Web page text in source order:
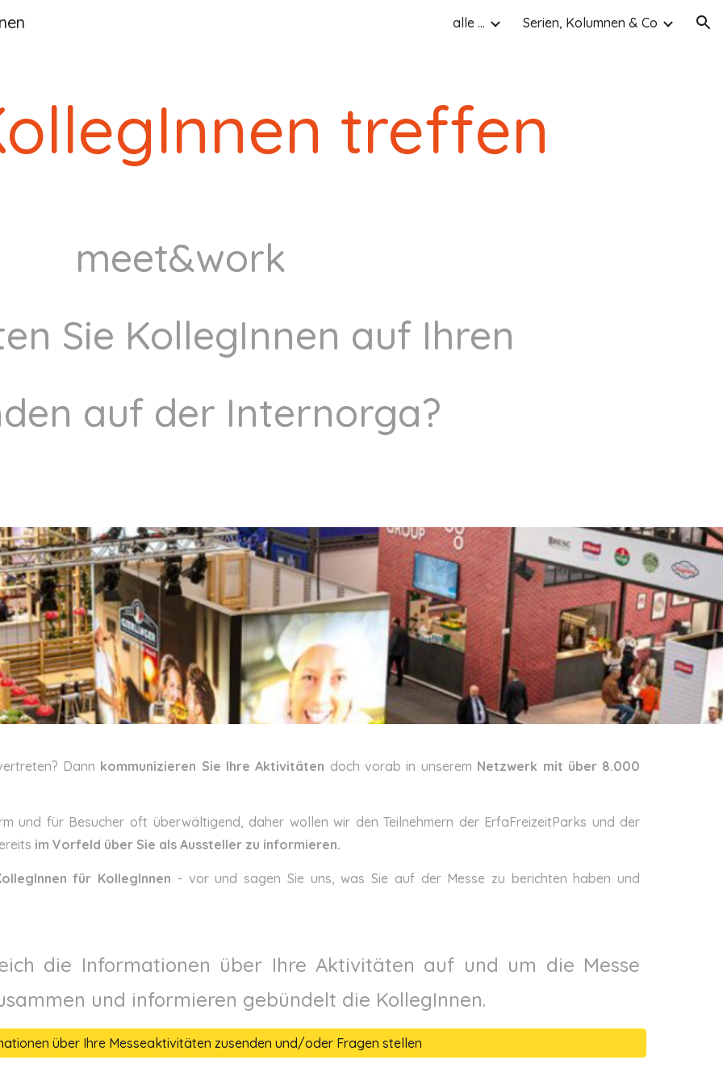
to main content alle ... Serien, Kolumnen & Co
treffen
meet&work
Sie KollegInnen auf Ihren
auf der Internorga?
Dann kommunizieren Sie Ihre Aktivitäten doch vorab in unserem Netzwerk mit über 8.000
und für Besucher oft überwältigend, daher wollen wir den Teilnehmern der ErfaFreizeitParks und der
im Vorfeld über Sie als Aussteller zu informieren.
für KollegInnen - vor und sagen Sie uns, was Sie auf der Messe zu berichten haben und
die Informationen über Ihre Aktivitäten auf und um die Messe
und informieren gebündelt die KollegInnen.
über Ihre Messeaktivitäten zusenden und/oder Fragen stellen